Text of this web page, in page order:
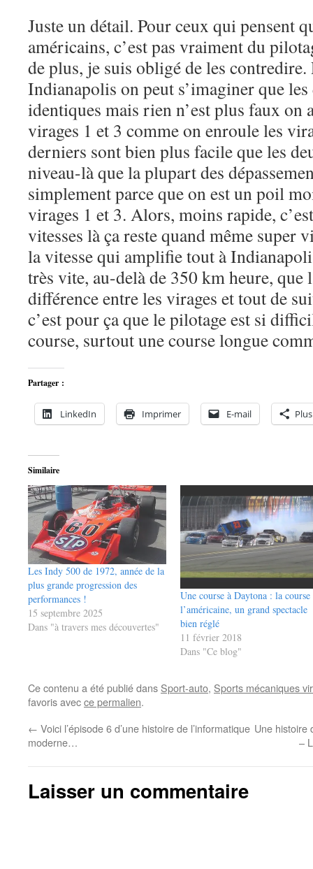
Juste un détail. Pour ceux qui pensent
américains, c’est pas vraiment du
de plus, je suis obligé de les contredire.
Indianapolis on peut s’imaginer que
identiques mais rien n’est plus faux on
virages 1 et 3 comme on enroule les
derniers sont bien plus facile que les
niveau-là que la plupart des
simplement parce que on est un poil
virages 1 et 3. Alors, moins rapide,
vitesses là ça reste quand même super
la vitesse qui amplifie tout à
très vite, au-delà de 350 km heure, que
différence entre les virages et tout de
c’est pour ça que le pilotage est si
course, surtout une course longue
Partager :
LinkedIn Imprimer E-mail Plus
Similaire
Les Indy 500 de 1972, année de la
plus grande progression des
performances !
15 septembre 2025
Dans "à travers mes découvertes"
Une course à Daytona : la course
l’américaine, un grand spectacle
bien réglé
11 février 2018
Dans "Ce blog"
Ce contenu a été publié dans Sport-auto, Sports mécaniques
favoris avecce permalien.
← Voici l’épisode 6 d’une histoire de l’informatique
moderne…
Une histoire
–
Laisser un commentaire